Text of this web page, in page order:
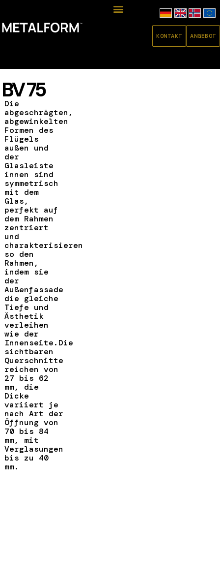
KONTAKT ANGEBOT
BV 75
Die
abgeschrägten,
abgewinkelten
Formen des
Flügels
außen und
der
Glasleiste
innen sind
symmetrisch
mit dem
Glas,
perfekt auf
dem Rahmen
zentriert
und
charakterisieren
so den
Rahmen,
indem sie
der
Außenfassade
die gleiche
Tiefe und
Ästhetik
verleihen
wie der
Innenseite.Die
sichtbaren
Querschnitte
reichen von
27 bis 62
mm, die
Dicke
variiert je
nach Art der
Öffnung von
70 bis 84
mm, mit
Verglasungen
bis zu 40
mm.